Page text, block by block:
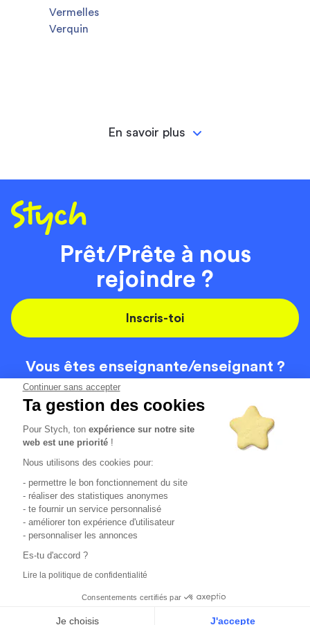
Continuer sans accepter
Ta gestion des cookies
Pour Stych, tonexpérience sur notre site
web est une priorité !
Nous utilisons des cookies pour:
- permettre le bon fonctionnement du site
- réaliser des statistiques anonymes
- te fournir un service personnalisé
- améliorer ton expérience d'utilisateur
- personnaliser les annonces
Es-tu d'accord ?
Lire la politique de confidentialité
Consentements certifiés par
Je choisis J'accepte
Vermelles
Verquin
En savoir plus
Prêt/Prête à nous
rejoindre ?
Inscris-toi
Vous êtes enseignante/enseignant ?
On recrute
Code de la route
Localisation
Contact
Tous les avis clients4.6/5 (51136 avis publiés)
Comment sont calculés nos taux de réussite ?
passé leur examen une ou deux fois au cours des 12 derniers